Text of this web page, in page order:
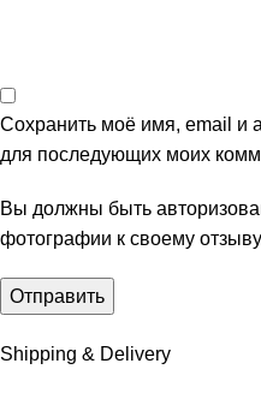
Сохранить моё имя, email и
для последующих моих
Вы должны быть
фотографии к своему
Shipping & Delivery